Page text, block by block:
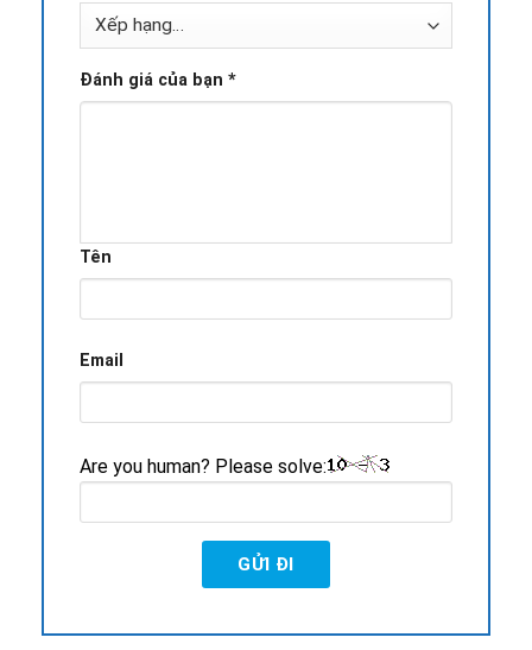
Đánh giá của bạn *
Tên
Email
Are you human? Please solve: